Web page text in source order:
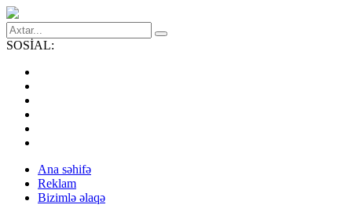
SOSİAL:
Ana səhifə
Reklam
Bizimlə əlaqə